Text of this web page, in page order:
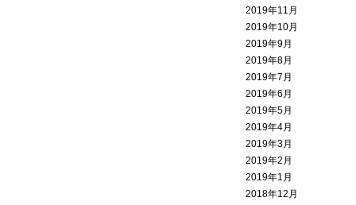
2019年11月
2019年10月
2019年9月
2019年8月
2019年7月
2019年6月
2019年5月
2019年4月
2019年3月
2019年2月
2019年1月
2018年12月